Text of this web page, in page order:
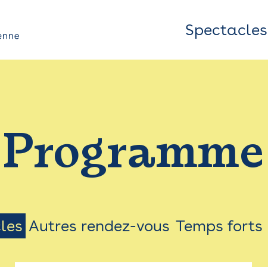
Top
Bar
Menu
Spectacles
Programme
Autres rendez-vous Temps forts